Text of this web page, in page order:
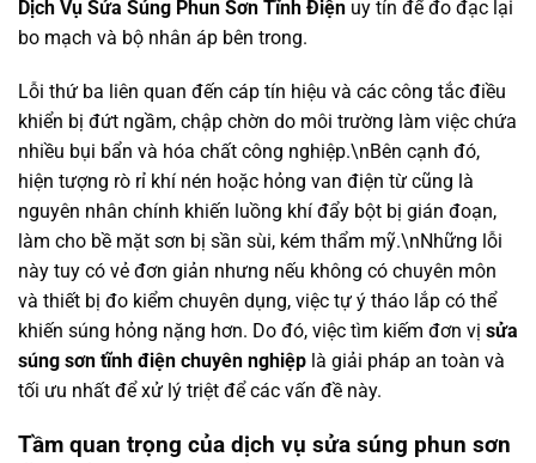
Dịch Vụ Sửa Súng Phun Sơn Tĩnh Điện uy tín để đo đạc lại
bo mạch và bộ nhân áp bên trong.
Lỗi thứ ba liên quan đến cáp tín hiệu và các công tắc điều
khiển bị đứt ngầm, chập chờn do môi trường làm việc chứa
nhiều bụi bẩn và hóa chất công nghiệp.\nBên cạnh đó,
hiện tượng rò rỉ khí nén hoặc hỏng van điện từ cũng là
nguyên nhân chính khiến luồng khí đẩy bột bị gián đoạn,
làm cho bề mặt sơn bị sần sùi, kém thẩm mỹ.\nNhững lỗi
này tuy có vẻ đơn giản nhưng nếu không có chuyên môn
và thiết bị đo kiểm chuyên dụng, việc tự ý tháo lắp có thể
khiến súng hỏng nặng hơn. Do đó, việc tìm kiếm đơn vị sửa
súng sơn tĩnh điện chuyên nghiệp là giải pháp an toàn và
tối ưu nhất để xử lý triệt để các vấn đề này.
Tầm quan trọng của dịch vụ sửa súng phun sơn